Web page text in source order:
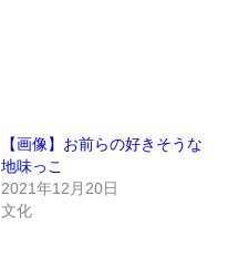
【画像】お前らの好きそうな
地味っこ
2021年12月20日
文化